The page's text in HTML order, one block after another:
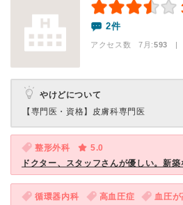
2件
アクセス数 7月:593 |
やけどについて
【専門医・資格】 皮膚科専門医
整形外科
5.0
ドクター、スタッフさんが優しい。新築
循環器内科 高血圧症 血圧が